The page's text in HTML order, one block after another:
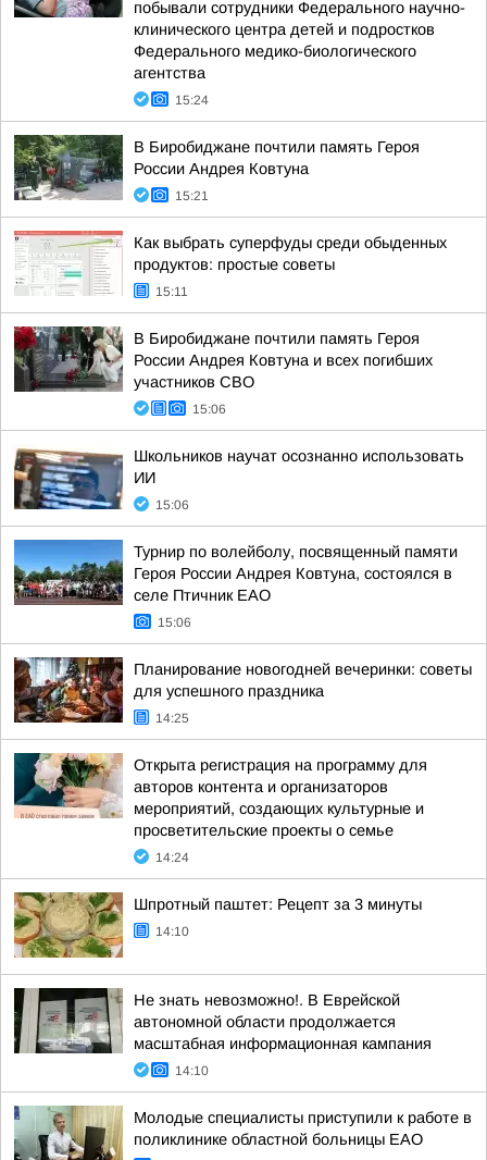
побывали сотрудники Федерального научно-
клинического центра детей и подростков
Федерального медико-биологического
агентства
15:24
В Биробиджане почтили память Героя
России Андрея Ковтуна
15:21
Как выбрать суперфуды среди обыденных
продуктов: простые советы
15:11
В Биробиджане почтили память Героя
России Андрея Ковтуна и всех погибших
участников СВО
15:06
Школьников научат осознанно использовать
ИИ
15:06
Турнир по волейболу, посвященный памяти
Героя России Андрея Ковтуна, состоялся в
селе Птичник ЕАО
15:06
Планирование новогодней вечеринки: советы
для успешного праздника
14:25
Открыта регистрация на программу для
авторов контента и организаторов
мероприятий, создающих культурные и
просветительские проекты о семье
14:24
Шпротный паштет: Рецепт за 3 минуты
14:10
Не знать невозможно!. В Еврейской
автономной области продолжается
масштабная информационная кампания
14:10
Молодые специалисты приступили к работе в
поликлинике областной больницы ЕАО